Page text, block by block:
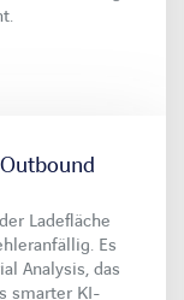
Ladefläche
Es
Analysis, das
smarter KI-